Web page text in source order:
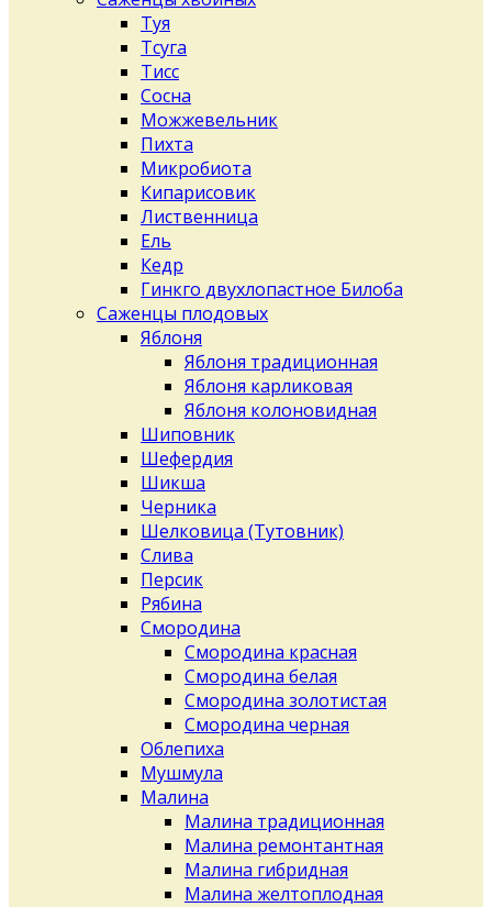
Туя
Тсуга
Тисс
Сосна
Можжевельник
Пихта
Микробиота
Кипарисовик
Лиственница
Ель
Кедр
Гинкго двухлопастное Билоба
Саженцы плодовых
Яблоня
Яблоня традиционная
Яблоня карликовая
Яблоня колоновидная
Шиповник
Шефердия
Шикша
Черника
Шелковица (Тутовник)
Слива
Персик
Рябина
Смородина
Смородина красная
Смородина белая
Смородина золотистая
Смородина черная
Облепиха
Мушмула
Малина
Малина традиционная
Малина ремонтантная
Малина гибридная
Малина желтоплодная